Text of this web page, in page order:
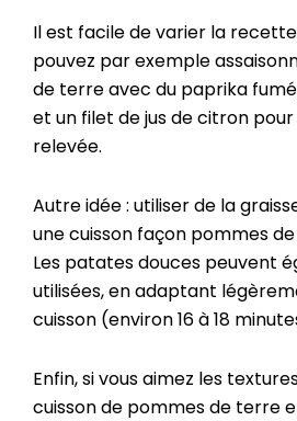
Il est facile de varier la
pouvez par exemple
de terre avec du paprika
et un filet de jus de citron
relevée.
Autre idée : utiliser de la
une cuisson façon pommes
Les patates douces peuvent
utilisées, en adaptant
cuisson (environ 16 à 18
Enfin, si vous aimez les
cuisson de pommes de terre